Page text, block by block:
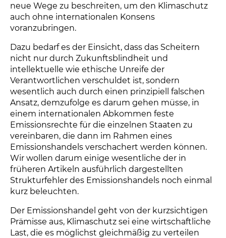
neue Wege zu beschreiten, um den Klimaschutz
auch ohne internationalen Konsens
voranzubringen.
Dazu bedarf es der Einsicht, dass das Scheitern
nicht nur durch Zukunftsblindheit und
intellektuelle wie ethische Unreife der
Verantwortlichen verschuldet ist, sondern
wesentlich auch durch einen prinzipiell falschen
Ansatz, demzufolge es darum gehen müsse, in
einem internationalen Abkommen feste
Emissionsrechte für die einzelnen Staaten zu
vereinbaren, die dann im Rahmen eines
Emissionshandels verschachert werden können.
Wir wollen darum einige wesentliche der in
früheren Artikeln ausführlich dargestellten
Strukturfehler des Emissionshandels noch einmal
kurz beleuchten.
Der Emissionshandel geht von der kurzsichtigen
Prämisse aus, Klimaschutz sei eine wirtschaftliche
Last, die es möglichst gleichmäßig zu verteilen